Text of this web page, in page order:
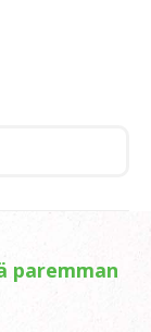
paremman